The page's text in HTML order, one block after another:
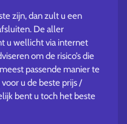
zijn, dan zult u een
De aller
u wellicht via internet
om de risico’s die
passende manier te
u de beste prijs /
bent u toch het beste